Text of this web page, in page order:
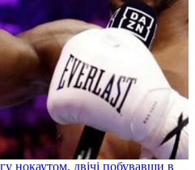
нокаутом, двічі побувавши в